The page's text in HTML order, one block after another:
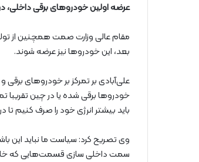
عرضه اولین خودروهای برقی داخلی، در
مقام عالی وزارت صمت همچنین از
بعد، این خودروها نیز عرضه شوند.
باید بیشتر انرژی خود را صرف کنیم تا
وی تصریح کرد: سیاست ما نباید این
سمت داخلی‌ سازی قسمت‌هایی که